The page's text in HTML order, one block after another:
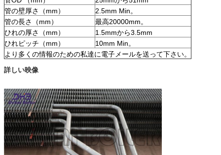
管の壁厚さ（mm）
2.5mm Min。
管の長さ（mm）
最高20000mm。
ひれの厚さ（mm）
1.5mmから3.5mm
ひれピッチ（mm）
10mm Min。
より多くの情報のための私達に電子メールを送って下さい。
詳しい映像